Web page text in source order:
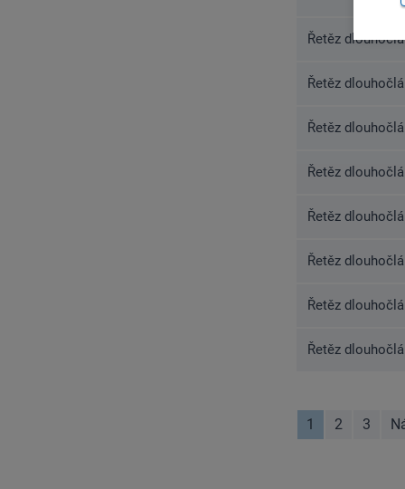
Řetěz
Řetěz
Řetěz
Řetěz
Řetěz
Řetěz
Řetěz
Řetěz
1 2 3